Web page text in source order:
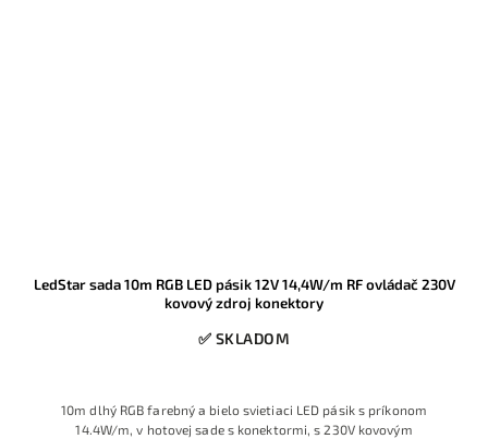
LedStar sada 10m RGB LED pásik 12V 14,4W/m RF ovládač 230V
kovový zdroj konektory
✅ SKLADOM
10m dlhý RGB farebný a bielo svietiaci LED pásik s príkonom
14.4W/m, v hotovej sade s konektormi, s 230V kovovým